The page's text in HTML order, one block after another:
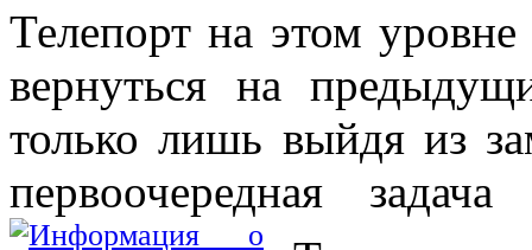
Телепорт на этом
вернуться на
только лишь выйдя из
первоочередная